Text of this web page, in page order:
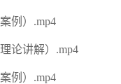
例）.mp4
论讲解）.mp4
例）.mp4